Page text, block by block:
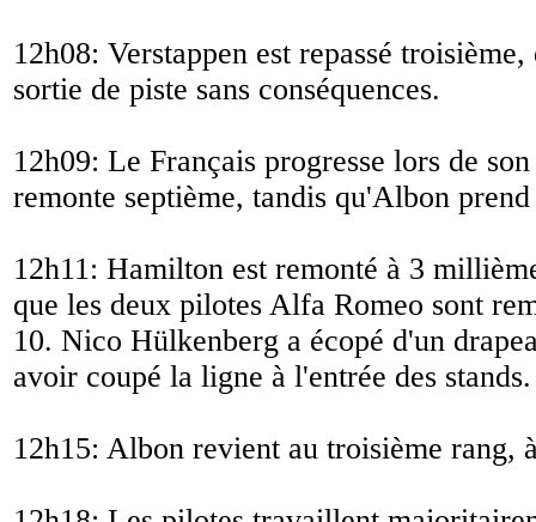
12h08: Verstappen est repassé
sortie de piste sans conséquences.
12h09: Le Français progresse lors de
remonte septième, tandis qu'Albon
12h11: Hamilton est remonté à 3
que les deux pilotes Alfa Romeo sont
10. Nico Hülkenberg a écopé d'un
avoir coupé la ligne à l'entrée des stands.
12h15: Albon revient au troisième rang,